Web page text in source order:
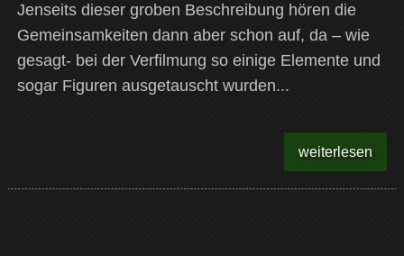
Jenseits dieser groben Beschreibung hören die
Gemeinsamkeiten dann aber schon auf, da – wie
gesagt- bei der Verfilmung so einige Elemente und
sogar Figuren ausgetauscht wurden...
weiterlesen